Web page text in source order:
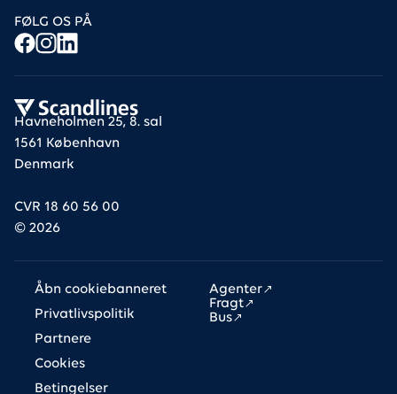
Havneholmen 25, 8. sal
1561 København
Denmark
CVR 18 60 56 00
© 2026
FØLG OS PÅ
Links
Agenter
Fragt
Bus
Åbn cookiebanneret
Privatlivspolitik
Partnere
Cookies
Betingelser